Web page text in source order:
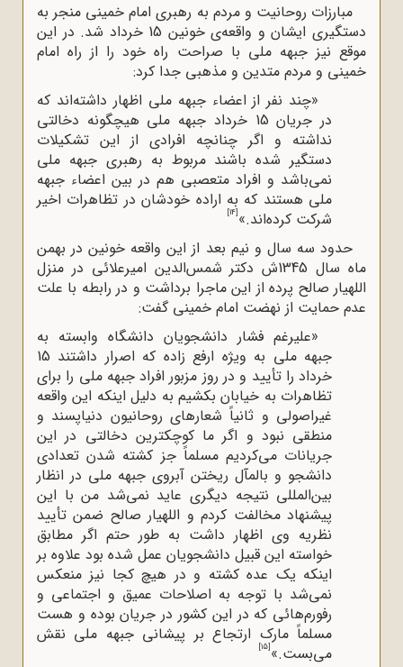
مبارزات روحانیت و مردم به رهبری امام خمینی منجر به
دستگیری ایشان و واقعه‌ی خونین 15 خرداد شد. در این
موقع نیز جبهه ملی با صراحت راه خود را از راه امام
خمینی و مردم متدین و مذهبی جدا کرد:
«چند نفر از اعضاء جبهه ملی اظهار داشته‌اند که
در جریان 15 خرداد جبهه ملی هیچگونه دخالتی
نداشته و اگر چنانچه افرادی از این تشکیلات
دستگیر شده باشند مربوط به رهبری جبهه ملی
نمی‌باشد و افراد متعصبی هم در بین اعضاء جبهه
ملی هستند که به اراده خودشان در تظاهرات اخیر
شرکت کرده‌اند.» [14]
حدود سه سال و نیم بعد از این واقعه خونین در بهمن
ماه سال 1345ش دکتر شمس‌الدین امیرعلائی در منزل
اللهیار صالح پرده از این ماجرا برداشت و در رابطه با علت
عدم حمایت از نهضت امام خمینی گفت:
«علیرغم فشار دانشجویان دانشگاه وابسته به
جبهه ملی به ویژه ارفع زاده که اصرار داشتند 15
خرداد را تأیید و در روز مزبور افراد جبهه ملی را برای
تظاهرات به خیابان بکشیم به دلیل اینکه این واقعه
غیراصولی و ثانیاً شعارهای روحانیون دنیاپسند و
منطقی نبود و اگر ما کوچکترین دخالتی در این
جریانات می‌کردیم مسلماً جز کشته شدن تعدادی
دانشجو و بالمآل ریختن آبروی جبهه ملی در انظار
بین‌المللی نتیجه دیگری عاید نمی‌شد من با این
پیشنهاد مخالفت کردم و اللهیار صالح ضمن تأیید
نظریه وی اظهار داشت به طور حتم اگر مطابق
خواسته این قبیل دانشجویان عمل شده بود علاوه بر
اینکه یک عده کشته و در هیچ کجا نیز منعکس
نمی‌شد با توجه به اصلاحات عمیق و اجتماعی و
رفورم‌هائی که در این کشور در جریان بوده و هست
مسلماً مارک ارتجاع بر پیشانی جبهه ملی نقش
می‌بست.» [15]